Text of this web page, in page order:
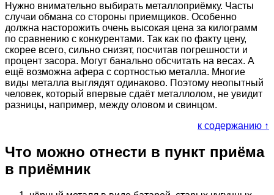
Нужно внимательно выбирать металлоприёмку. Часты
случаи обмана со стороны приемщиков. Особенно
должна насторожить очень высокая цена за килограмм
по сравнению с конкурентами. Так как по факту цену,
скорее всего, сильно снизят, посчитав погрешности и
процент засора. Могут банально обсчитать на весах. А
ещё возможна афера с сортностью металла. Многие
виды металла выглядят одинаково. Поэтому неопытный
человек, который впервые сдаёт металлолом, не увидит
разницы, например, между оловом и свинцом.
к содержанию ↑
Что можно отнести в пункт приёма
в приёмник